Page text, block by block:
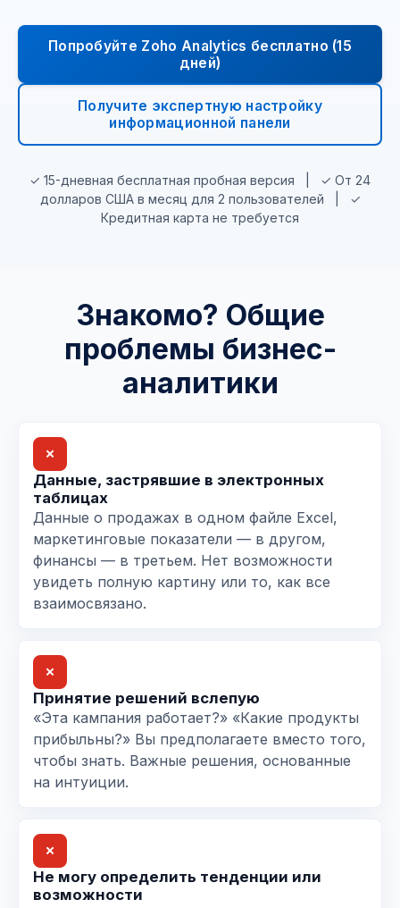
Попробуйте Zoho Analytics бесплатно (15
дней)
Получите экспертную настройку
информационной панели
✓ 15-дневная бесплатная пробная версия | ✓ От 24
долларов США в месяц для 2 пользователей | ✓
Кредитная карта не требуется
Знакомо? Общие
проблемы бизнес-
аналитики
✗
Данные, застрявшие в электронных
таблицах
Данные о продажах в одном файле Excel,
маркетинговые показатели — в другом,
финансы — в третьем. Нет возможности
увидеть полную картину или то, как все
взаимосвязано.
✗
Принятие решений вслепую
«Эта кампания работает?» «Какие продукты
прибыльны?» Вы предполагаете вместо того,
чтобы знать. Важные решения, основанные
на интуиции.
✗
Не могу определить тенденции или
возможности